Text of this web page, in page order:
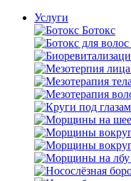
Услуги
Ботокс